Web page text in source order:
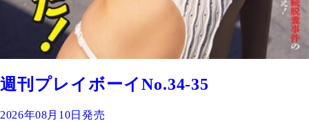
週刊プレイボーイNo.34-35
2026年08月10日発売